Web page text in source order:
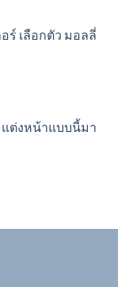
ร์ เลือกตัว มอลลี่
แต่งหน้าแบบนี้มา